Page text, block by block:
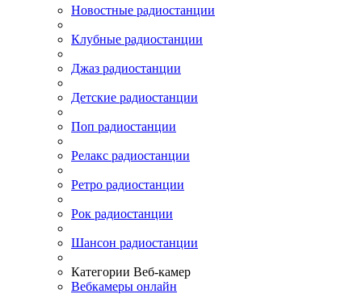
Новостные радиостанции
Клубные радиостанции
Джаз радиостанции
Детские радиостанции
Поп радиостанции
Релакс радиостанции
Ретро радиостанции
Рок радиостанции
Шансон радиостанции
Категории Веб-камер
Вебкамеры онлайн